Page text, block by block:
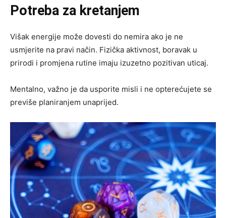
Potreba za kretanjem
Višak energije može dovesti do nemira ako je ne
usmjerite na pravi način. Fizička aktivnost, boravak u
prirodi i promjena rutine imaju izuzetno pozitivan uticaj.
Mentalno, važno je da usporite misli i ne opterećujete se
previše planiranjem unaprijed.